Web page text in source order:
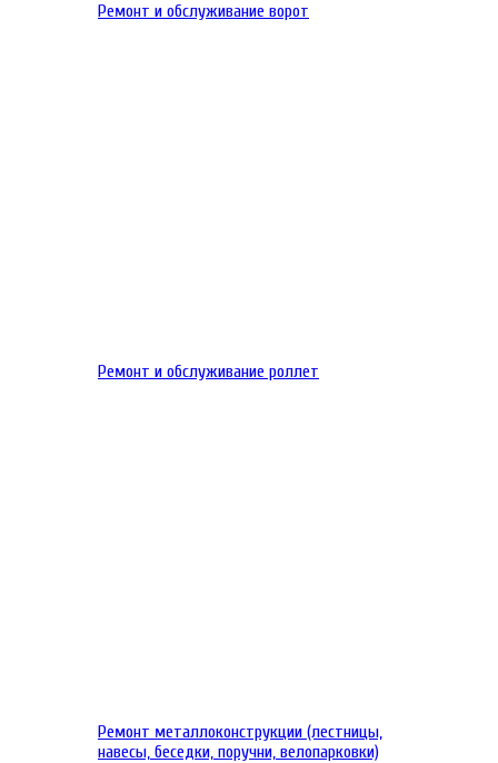
Ремонт и обслуживание ворот
Ремонт и обслуживание роллет
Ремонт металлоконструкции (лестницы,
навесы, беседки, поручни, велопарковки)